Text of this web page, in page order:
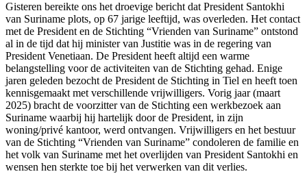
Gisteren bereikte ons het droevige bericht dat President Santokhi
van Suriname plots, op 67 jarige leeftijd, was overleden. Het contact
met de President en de Stichting “Vrienden van Suriname” ontstond
al in de tijd dat hij minister van Justitie was in de regering van
President Venetiaan. De President heeft altijd een warme
belangstelling voor de activiteiten van de Stichting gehad. Enige
jaren geleden bezocht de President de Stichting in Tiel en heeft toen
kennisgemaakt met verschillende vrijwilligers. Vorig jaar (maart
2025) bracht de voorzitter van de Stichting een werkbezoek aan
Suriname waarbij hij hartelijk door de President, in zijn
woning/privé kantoor, werd ontvangen. Vrijwilligers en het bestuur
van de Stichting “Vrienden van Suriname” condoleren de familie en
het volk van Suriname met het overlijden van President Santokhi en
wensen hen sterkte toe bij het verwerken van dit verlies.